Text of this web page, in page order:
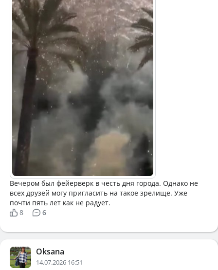
Вечером был фейерверк в честь дня города. Однако не
всех друзей могу пригласить на такое зрелище. Уже
почти пять лет как не радует.
8
6
Oksana
14.07.2026 16:51